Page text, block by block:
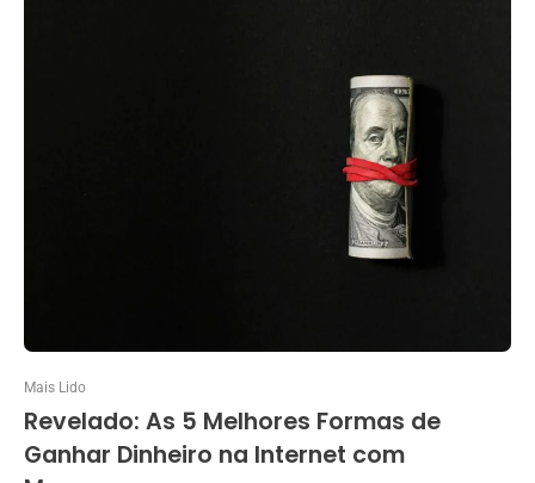
Mais Lido
Revelado: As 5 Melhores Formas de
Ganhar Dinheiro na Internet com